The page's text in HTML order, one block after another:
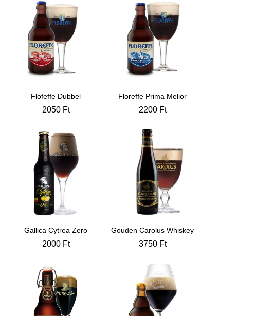
Flofeffe Dubbel
2050 Ft
Floreffe Prima Melior
2200 Ft
Gallica Cytrea Zero
2000 Ft
Gouden Carolus Whiskey
3750 Ft